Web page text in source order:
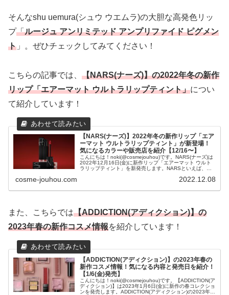
そんなshu uemura(シュウ ウエムラ)の大胆な高発色リッ
プ「ルージュ アンリミテッド アンプリファイド ピグメン
ト 」。ぜひチェックしてみてください！
こちらの記事では、 【NARS(ナーズ)】の2022年冬の新作
リップ「エアーマット ウルトラリップティント」につい
て紹介しています！
【NARS(ナーズ)】2022年冬の新作リップ「エア
ーマット ウルトラリップティント」が新登場！
気になるカラーや販売店を紹介【12/16〜】
こんにちは！noki(@cosmejouhou)です。NARS(ナーズ)は
2022年12月16日(金)に新作リップ「エアーマット ウルト
ラリップティント」を新発売します。NARSといえば、先
cosme-jouhou.com 2022.12.08
また、こちらでは【ADDICTION(アディクション)】の
2023年春の新作コスメ情報を紹介しています！
【ADDICTION(アディクション)】の2023年春の
新作コスメ情報！気になる内容と発売日を紹介！
【1/6(金)発売】
こんにちは！noki(@cosmejouhou)です。【ADDICTION(ア
ディクション)】は2023年1月6日(金)に新作の春コレクショ
ンを発売します。ADDICTION(アディクション)の2023年春